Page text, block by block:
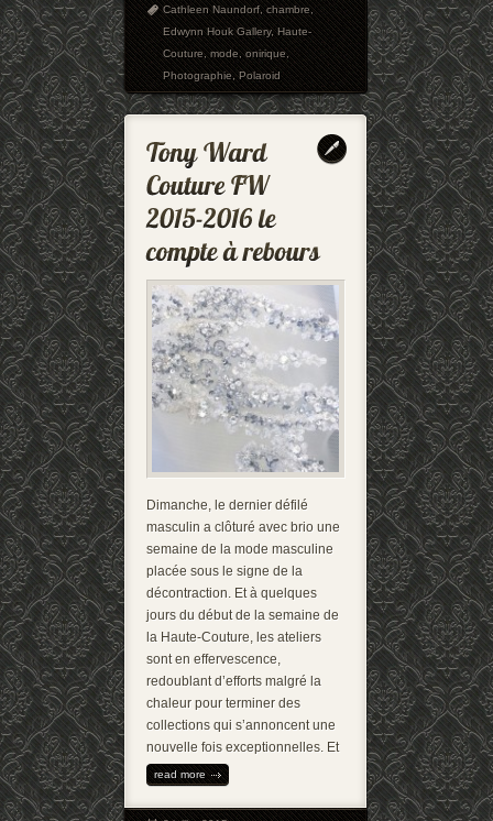
Cathleen Naundorf,chambre,
Edwynn Houk Gallery,Haute-
Couture,mode,onirique,
Photographie,Polaroid
Dimanche, le dernier défilé
masculin a clôturé avec brio une
semaine de la mode masculine
placée sous le signe de la
décontraction. Et à quelques
jours du début de la semaine de
la Haute-Couture, les ateliers
sont en effervescence,
redoublant d’efforts malgré la
chaleur pour terminer des
collections qui s’annoncent une
nouvelle fois exceptionnelles. Et
read more